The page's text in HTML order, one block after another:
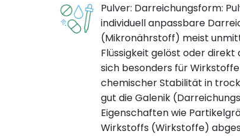
Pulver: Darreichungsform:
individuell anpassbare
(Mikronährstoff) meist
Flüssigkeit gelöst oder direkt
sich besonders für
chemischer Stabilität in
gut die Galenik
Eigenschaften wie
Wirkstoffs (Wirkstoffe)